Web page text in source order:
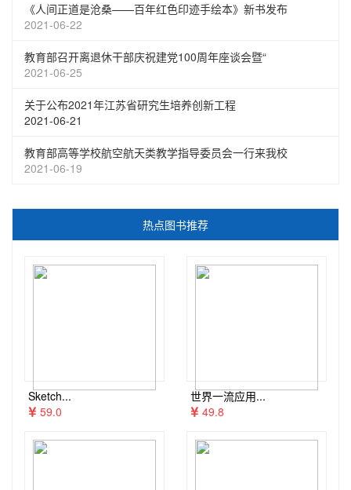
《人间正道是沧桑——百年红色印迹手绘本》新书发布
2021-06-22
教育部召开离退休干部庆祝建党100周年座谈会暨“
2021-06-25
关于公布2021年江苏省研究生培养创新工程
2021-06-21
教育部高等学校航空航天类教学指导委员会一行来我校
2021-06-19
热点图书推荐
Sketch...
59.0
世界一流应用...
49.8